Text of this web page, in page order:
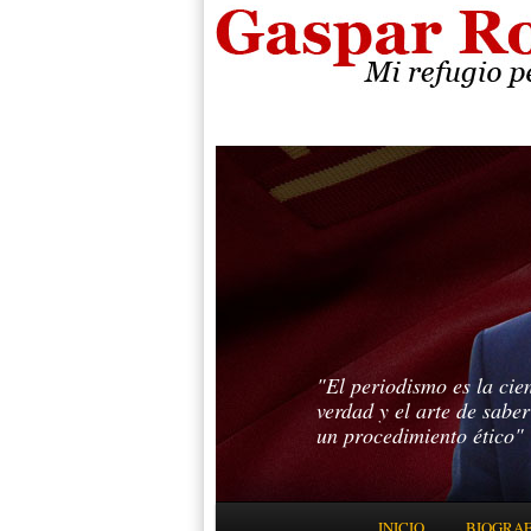
"El periodismo es la
verdad y el arte de
un procedimiento ético"